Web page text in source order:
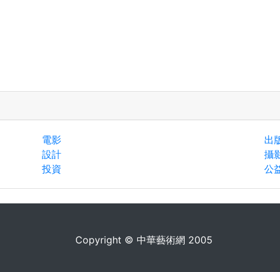
電影
出
設計
攝
投資 公
Copyright © 中華藝術網 2005